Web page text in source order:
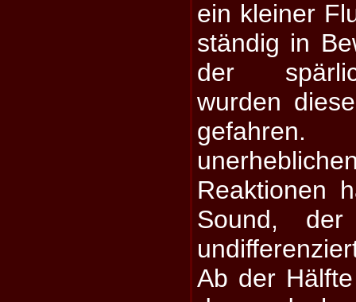
ein kleiner
ständig in
der
wurden
Reaktionen
Sound,
Ab der